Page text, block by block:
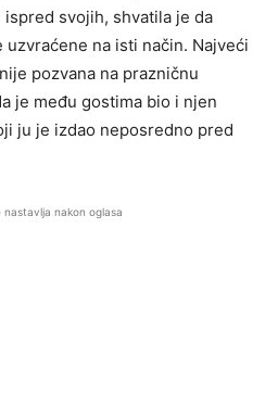
svojih, shvatila je da
na isti način. Najveći
pozvana na prazničnu
je među gostima bio i njen
ju je izdao neposredno pred
nastavlja nakon oglasa